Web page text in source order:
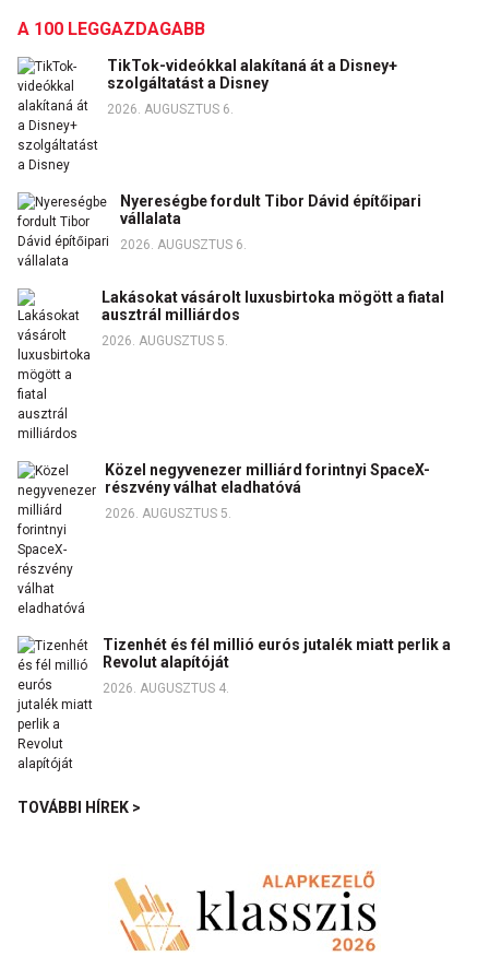
A 100 LEGGAZDAGABB
TikTok-videókkal alakítaná át a Disney+
szolgáltatást a Disney
2026. AUGUSZTUS 6.
Nyereségbe fordult Tibor Dávid építőipari
vállalata
2026. AUGUSZTUS 6.
Lakásokat vásárolt luxusbirtoka mögött a fiatal
ausztrál milliárdos
2026. AUGUSZTUS 5.
Közel negyvenezer milliárd forintnyi SpaceX-
részvény válhat eladhatóvá
2026. AUGUSZTUS 5.
Tizenhét és fél millió eurós jutalék miatt perlik a
Revolut alapítóját
2026. AUGUSZTUS 4.
TOVÁBBI HÍREK >